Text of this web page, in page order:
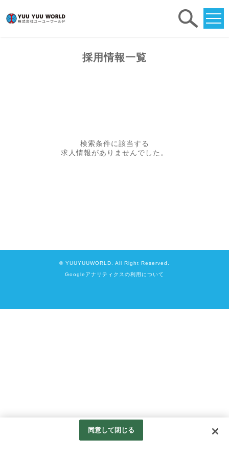
採用情報一覧
検索条件に該当する
求人情報がありませんでした。
© YUUYUUWORLD. All Right Reserved.
Googleアナリティクスの利用について
同意して閉じる